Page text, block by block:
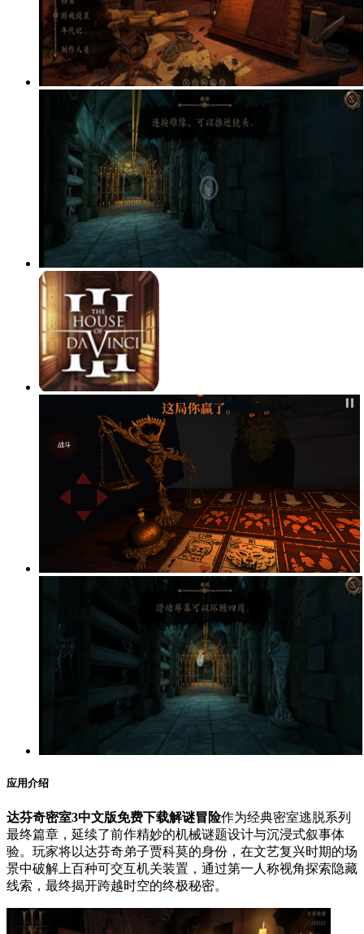
应用介绍
达芬奇密室3中文版免费下载解谜冒险作为经典密室逃脱系列
最终篇章，延续了前作精妙的机械谜题设计与沉浸式叙事体
验。玩家将以达芬奇弟子贾科莫的身份，在文艺复兴时期的场
景中破解上百种可交互机关装置，通过第一人称视角探索隐藏
线索，最终揭开跨越时空的终极秘密。